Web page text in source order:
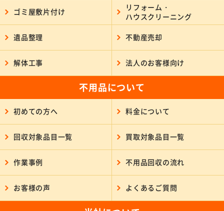
ゴミ屋敷片付け
リフォーム・
ハウスクリーニング
遺品整理 不動産売却
解体工事 法人のお客様向け
不用品について
初めての方へ 料金について
回収対象品目一覧 買取対象品目一覧
作業事例 不用品回収の流れ
お客様の声 よくあるご質問